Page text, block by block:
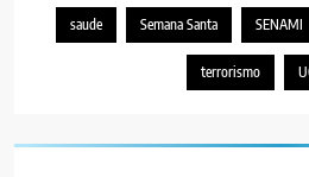
PAX
AGOSTO
PORTUGUÊS
saude Semana Santa SENAMI
terrorismo